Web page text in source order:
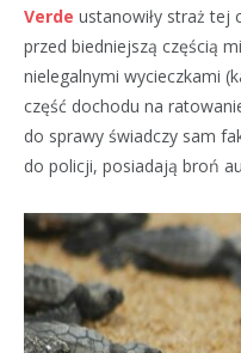
Verde ustanowiły straż tej
przed biedniejszą częścią
nielegalnymi wycieczkami
część dochodu na
do sprawy świadczy sam
do policji, posiadają broń